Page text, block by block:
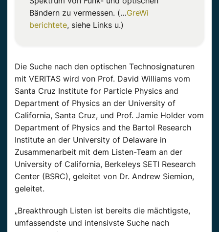
Bändern zu vermessen. (…GreWi
berichtete, siehe Links u.)
Die Suche nach den optischen Technosignaturen
mit VERITAS wird von Prof. David Williams vom
Santa Cruz Institute for Particle Physics and
Department of Physics an der University of
California, Santa Cruz, und Prof. Jamie Holder vom
Department of Physics and the Bartol Research
Institute an der University of Delaware in
Zusammenarbeit mit dem Listen-Team an der
University of California, Berkeleys SETI Research
Center (BSRC), geleitet von Dr. Andrew Siemion,
geleitet.
„Breakthrough Listen ist bereits die mächtigste,
umfassendste und intensivste Suche nach